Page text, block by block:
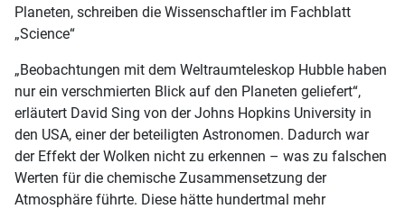
Planeten, schreiben die Wissenschaftler im Fachblatt
„Science“
„Beobachtungen mit dem Weltraumteleskop Hubble haben
nur ein verschmierten Blick auf den Planeten geliefert“,
erläutert David Sing von der Johns Hopkins University in
den USA, einer der beteiligten Astronomen. Dadurch war
der Effekt der Wolken nicht zu erkennen – was zu falschen
Werten für die chemische Zusammensetzung der
Atmosphäre führte. Diese hätte hundertmal mehr